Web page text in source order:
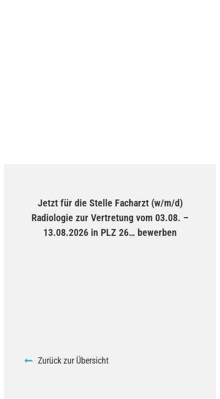
Jetzt für die Stelle Facharzt (w/m/d)
Radiologie zur Vertretung vom 03.08. –
13.08.2026 in PLZ 26… bewerben
Zurück zur Übersicht